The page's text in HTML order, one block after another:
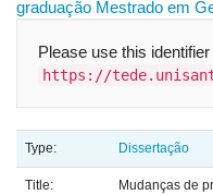
graduação Mestrado em
Please use this
https://
Type: Dissertação
Title:
Mudanças de